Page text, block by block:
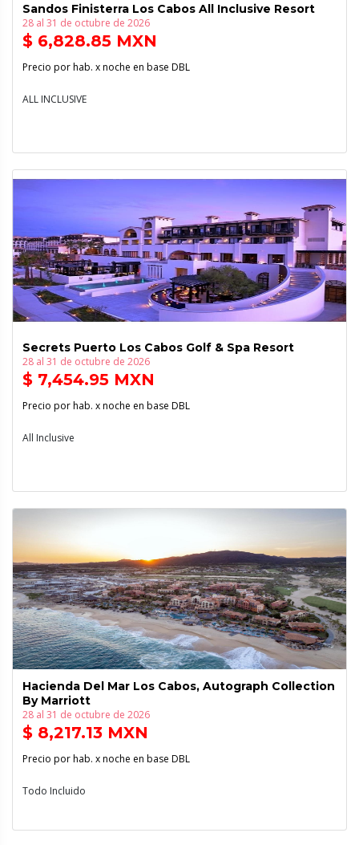
Sandos Finisterra Los Cabos All Inclusive Resort
28 al 31 de octubre de 2026
$ 6,828.85 MXN
Precio por hab. x noche en base DBL
ALL INCLUSIVE
Secrets Puerto Los Cabos Golf & Spa Resort
28 al 31 de octubre de 2026
$ 7,454.95 MXN
Precio por hab. x noche en base DBL
All Inclusive
Hacienda Del Mar Los Cabos, Autograph Collection
By Marriott
28 al 31 de octubre de 2026
$ 8,217.13 MXN
Precio por hab. x noche en base DBL
Todo Incluido